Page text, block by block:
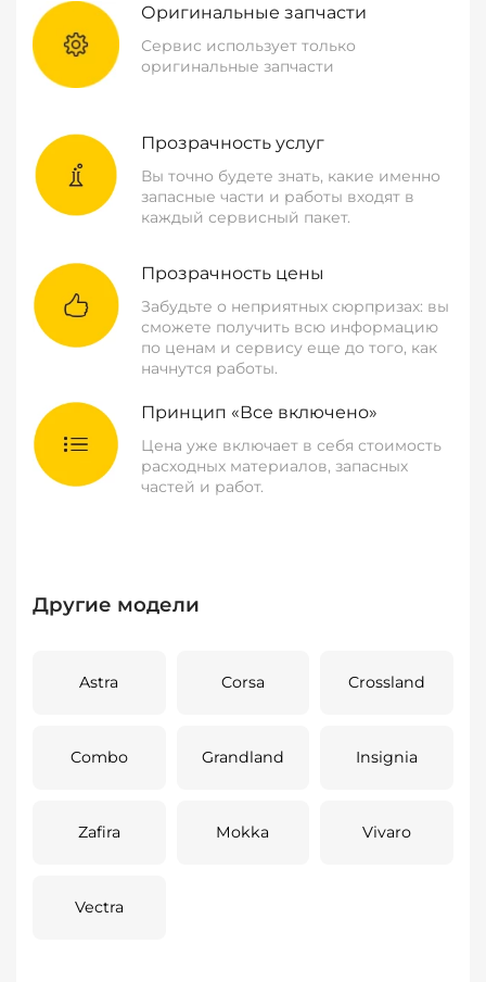
Оригинальные запчасти
Сервис использует только
оригинальные запчасти
Прозрачность услуг
Вы точно будете знать, какие именно
запасные части и работы входят в
каждый сервисный пакет.
Прозрачность цены
Забудьте о неприятных сюрпризах: вы
сможете получить всю информацию
по ценам и сервису еще до того, как
начнутся работы.
Принцип «Все включено»
Цена уже включает в себя стоимость
расходных материалов, запасных
частей и работ.
Другие модели
Astra Corsa Crossland
Combo Grandland Insignia
Zafira Mokka Vivaro
Vectra